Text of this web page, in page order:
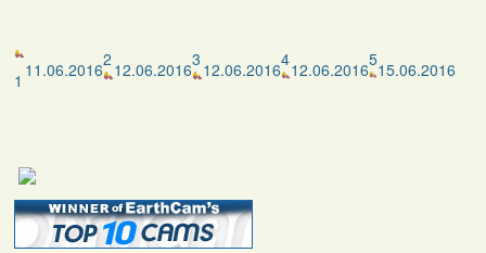
1 11.06.20162 12.06.20163 12.06.2016412.06.2016515.06.2016